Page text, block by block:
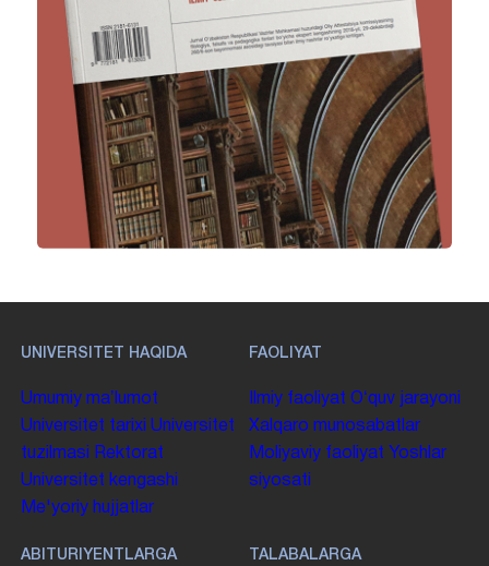
UNIVERSITET HAQIDA
Umumiy maʼlumot
Universitet tarixi Universitet
tuzilmasi
Rektorat
Universitet kengashi
Me'yoriy hujjatlar
FAOLIYAT
Ilmiy faoliyat Oʻquv jarayoni
Xalqaro munosabatlar
Moliyaviy faoliyat Yoshlar
siyosati
ABITURIYENTLARGA TALABALARGA